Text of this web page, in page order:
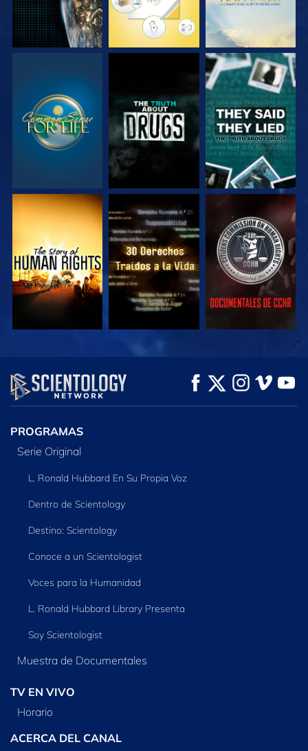
VE VE
VE VE VE
VE
EXPLORA LAS
SERIES
PROGRAMAS
Serie Original
L. Ronald Hubbard En Su Propia Voz
Dentro de Scientology
Destino: Scientology
Conoce a un Scientologist
Voces para la Humanidad
L. Ronald Hubbard Library Presenta
Soy Scientologist
Muestra de Documentales
TV EN VIVO
Horario
ACERCA DEL CANAL